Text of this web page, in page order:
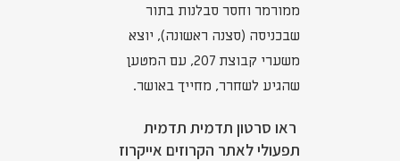
ממורמר וחסר סבלנות בתור
שבכניסה (סצנה ראשונה), יוצא
משערי קבוצת 207, עם המטען
שהגיע לשחרר, מחייך באושר.
ראו סרטון תדמית תדמית
תפעולי לאתר הקרוזים אייקרוז